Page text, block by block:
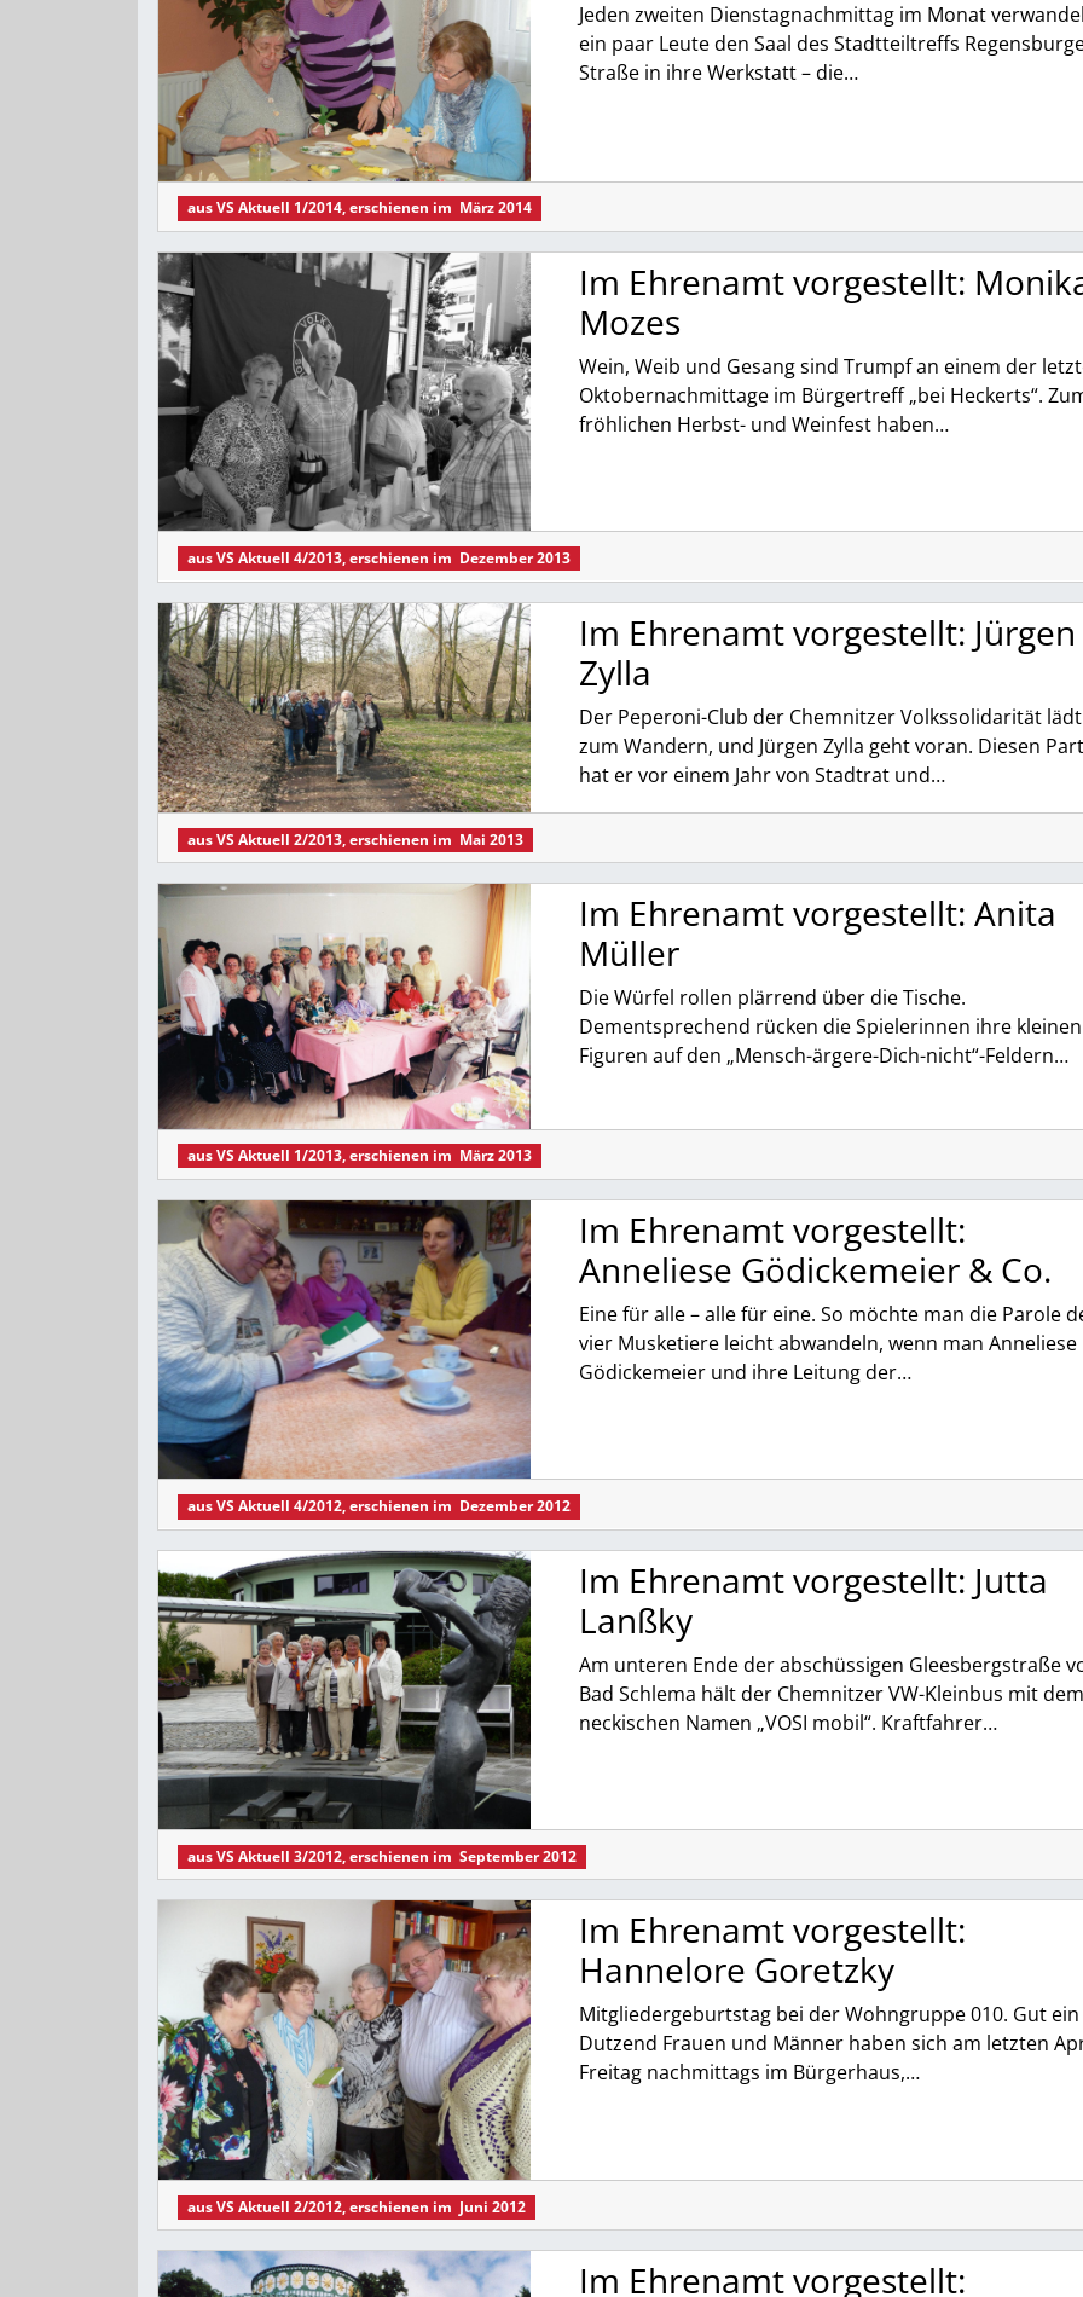
Jeden zweiten Dienstagnachmittag im Monat
ein paar Leute den Saal des Stadtteiltreffs
Straße in ihre Werkstatt – die…
ausVS Aktuell 1/2014, erschienen im März 2014
Im Ehrenamt vorgestellt:
Mozes
Wein, Weib und Gesang sind Trumpf an einem der
Oktobernachmittage im Bürgertreff „bei Heckerts“.
fröhlichen Herbst- und Weinfest haben…
ausVS Aktuell 4/2013, erschienen im Dezember 2013
Im Ehrenamt vorgestellt: Jürgen
Zylla
Der Peperoni-Club der Chemnitzer Volkssolidarität lädt
zum Wandern, und Jürgen Zylla geht voran. Diesen Part
hat er vor einem Jahr von Stadtrat und…
ausVS Aktuell 2/2013, erschienen im Mai 2013
Im Ehrenamt vorgestellt: Anita
Müller
Die Würfel rollen plärrend über die Tische.
Dementsprechend rücken die Spielerinnen ihre kleinen
Figuren auf den „Mensch-ärgere-Dich-nicht“-Feldern…
ausVS Aktuell 1/2013, erschienen im März 2013
Im Ehrenamt vorgestellt:
Anneliese Gödickemeier & Co.
Eine für alle – alle für eine. So möchte man die Parole
vier Musketiere leicht abwandeln, wenn man Anneliese
Gödickemeier und ihre Leitung der…
ausVS Aktuell 4/2012, erschienen im Dezember 2012
Im Ehrenamt vorgestellt: Jutta
Lanßky
Am unteren Ende der abschüssigen Gleesbergstraße
Bad Schlema hält der Chemnitzer VW-Kleinbus mit dem
neckischen Namen „VOSI mobil“. Kraftfahrer…
ausVS Aktuell 3/2012, erschienen im September 2012
Im Ehrenamt vorgestellt:
Hannelore Goretzky
Mitgliedergeburtstag bei der Wohngruppe 010. Gut ein
Dutzend Frauen und Männer haben sich am letzten
Freitag nachmittags im Bürgerhaus,…
ausVS Aktuell 2/2012, erschienen im Juni 2012
Im Ehrenamt vorgestellt: